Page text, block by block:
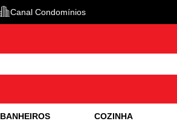
Canal Condomínios
BANHEIROS COZINHA